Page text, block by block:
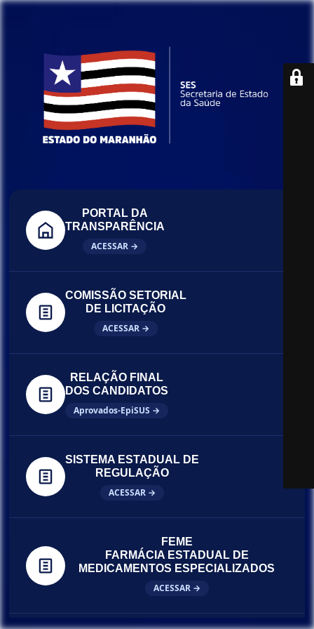
PORTAL DA
TRANSPARÊNCIA
ACESSAR →
COMISSÃO SETORIAL
DE LICITAÇÃO
ACESSAR →
RELAÇÃO FINAL
DOS CANDIDATOS
Aprovados-EpiSUS →
SISTEMA ESTADUAL DE
REGULAÇÃO
ACESSAR →
FEME
FARMÁCIA ESTADUAL DE
MEDICAMENTOS ESPECIALIZADOS
ACESSAR →